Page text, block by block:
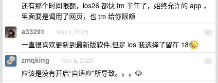
还有那个时间限额，ios26 都快 tm 半年了，始终允许的 app ，
里面要是调用了网页，也 tm 给你限额
62
a33291 Nov 4, 2025
一直很喜欢更新到最新版软件,但是 ios 我选择了留在 18
63
zmqking Nov 4, 2025
应该是没有开启“自适应”所导致。。。🐶